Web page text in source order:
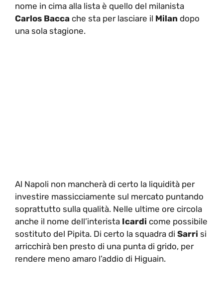
nome in cima alla lista è quello del milanista
Carlos Bacca che sta per lasciare il Milan dopo
una sola stagione.
Al Napoli non mancherà di certo la liquidità per
investire massicciamente sul mercato puntando
soprattutto sulla qualità. Nelle ultime ore circola
anche il nome dell’interista Icardi come possibile
sostituto del Pipita. Di certo la squadra di Sarri si
arricchirà ben presto di una punta di grido, per
rendere meno amaro l’addio di Higuain.